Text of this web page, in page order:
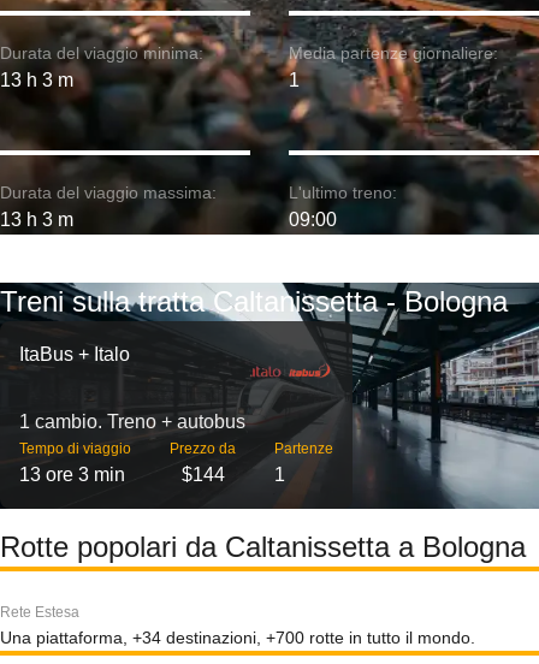
Durata del viaggio minima:
13 h 3 m
Durata del viaggio massima:
13 h 3 m
Media partenze giornaliere:
1
L'ultimo treno:
09:00
Treni sulla tratta Caltanissetta - Bologna
ItaBus + Italo
1 cambio. Treno + autobus
Tempo di viaggio
13 ore 3 min
Prezzo da
$144
Partenze
1
Rotte popolari da Caltanissetta a Bologna
Rete Estesa
Una piattaforma, +34 destinazioni, +700 rotte in tutto il mondo.